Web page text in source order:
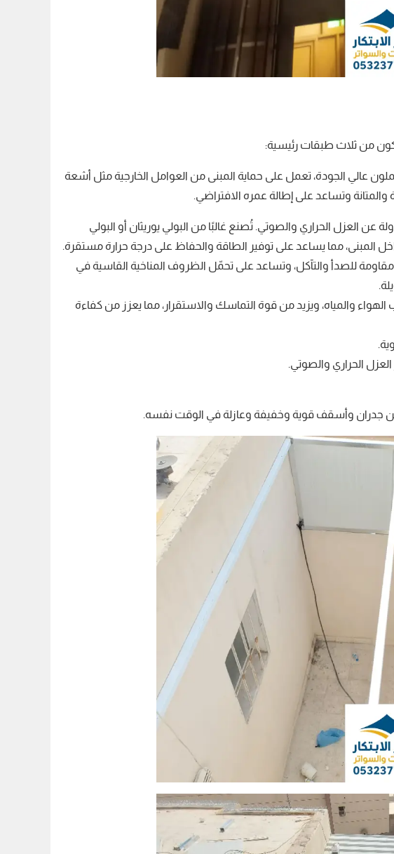
من ثلاث طبقات رئيسية:
عالي الجودة، تعمل على حماية المبنى من العوامل الخارجية مثل أشعة
وتساعد على إطالة عمره الافتراضي.
العزل الحراري والصوتي. تُصنع غالبًا من البولي يوريثان أو البولي
المبنى، مما يساعد على توفير الطاقة والحفاظ على درجة حرارة مستقرة.
للصدأ والتآكل، وتساعد على تحمّل الظروف المناخية القاسية في
والمياه، ويزيد من قوة التماسك والاستقرار، مما يعزز من كفاءة
الحراري والصوتي.
جدران وأسقف قوية وخفيفة وعازلة في الوقت نفسه.